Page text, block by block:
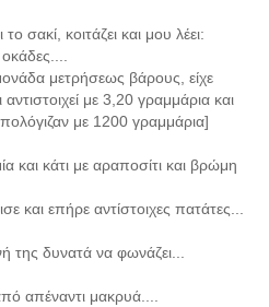
σακί, κοιτάζει και μου λέει:
μετρήσεως βάρους, είχε
με 3,20 γραμμάρια και
με 1200 γραμμάρια]
και κάτι με αραποσίτι και βρώμη
και επήρε αντίστοιχες πατάτες...
δυνατά να φωνάζει...
απέναντι μακρυά....